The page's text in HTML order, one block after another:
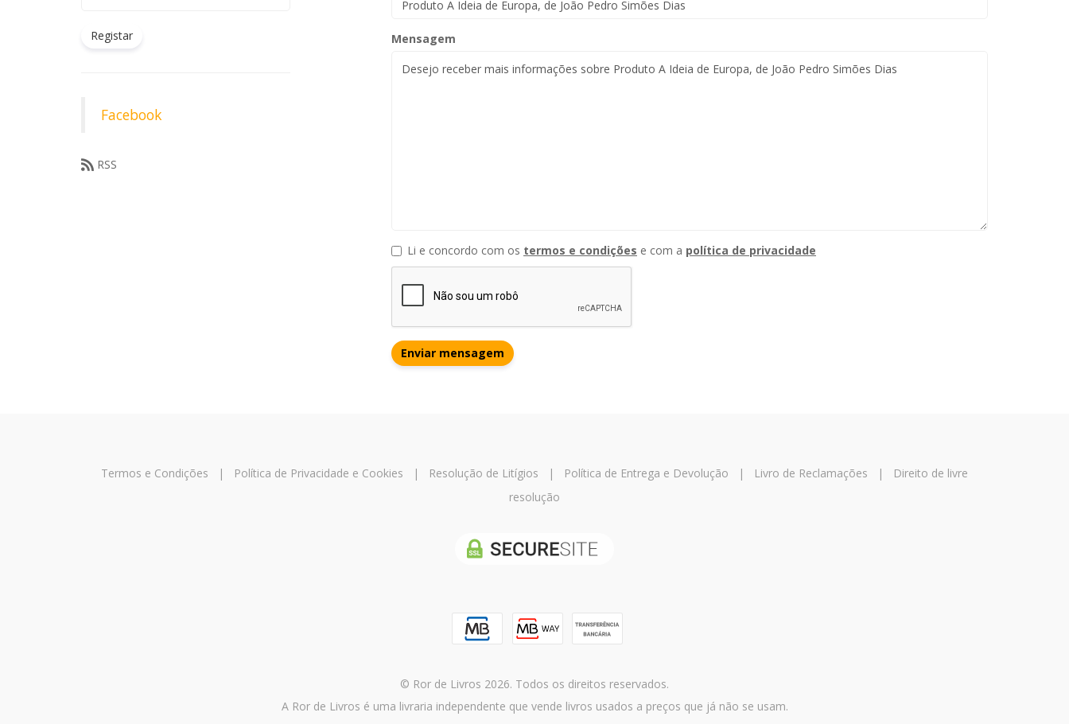
Registar
Facebook
RSS
Mensagem
Li e concordo com os termos e condições e com a política de privacidade
Enviar mensagem
Termos e Condições | Política de Privacidade e Cookies | Resolução de Litígios | Política de Entrega e Devolução | Livro de Reclamações |
Direito de livre
resolução
© Ror de Livros 2026. Todos os direitos reservados.
A Ror de Livros é uma livraria independente que vende livros usados a preços que já não se usam.